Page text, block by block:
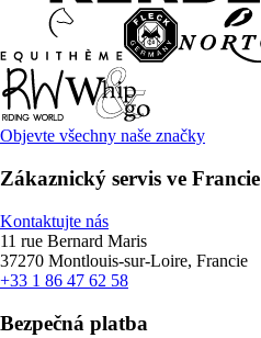
Objevte všechny naše značky
Zákaznický servis ve Francie
Kontaktujte nás
11 rue Bernard Maris
37270 Montlouis-sur-Loire, Francie
+33 1 86 47 62 58
Bezpečná platba